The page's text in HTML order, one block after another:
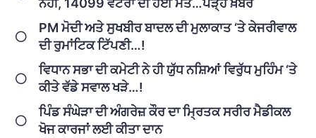
ਨਹੀਂ, 14099 ਵੋਟਰਾਂ ਦੀ ਹੋਈ ਮੌਤ…ਪੜ੍ਹੋ ਖ਼ਬਰ
PM ਮੋਦੀ ਅਤੇ ਸੁਖਬੀਰ ਬਾਦਲ ਦੀ ਮੁਲਾਕਾਤ ‘ਤੇ ਕੇਜਰੀਵਾਲ
ਦੀ ਰੁਮਾਂਟਿਕ ਟਿੱਪਣੀ…!
ਵਿਧਾਨ ਸਭਾ ਦੀ ਕਮੇਟੀ ਨੇ ਹੀ ਯੁੱਧ ਨਸ਼ਿਆਂ ਵਿਰੁੱਧ ਮੁਹਿੰਮ ‘ਤੇ
ਕੀਤੇ ਵੱਡੇ ਸਵਾਲ ਖੜੇ…!
ਪਿੰਡ ਸੰਘੇੜਾ ਦੀ ਅੰਗਰੇਜ਼ ਕੌਰ ਦਾ ਮ੍ਰਿਤਕ ਸਰੀਰ ਮੈਡੀਕਲ
ਖੋਜ ਕਾਰਜਾਂ ਲਈ ਕੀਤਾ ਦਾਨ